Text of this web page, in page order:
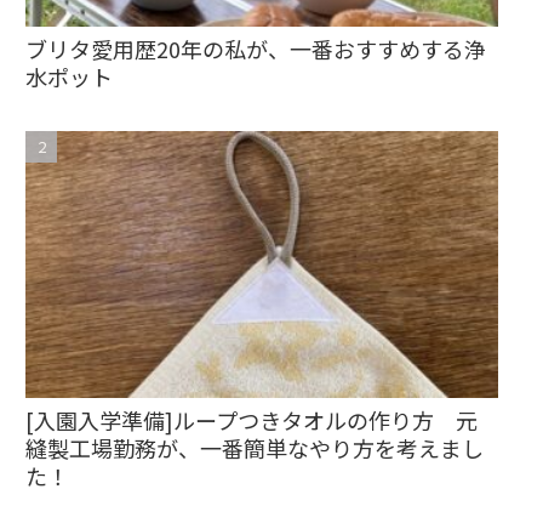
ブリタ愛用歴20年の私が、一番おすすめする浄
水ポット
[入園入学準備]ループつきタオルの作り方 元
縫製工場勤務が、一番簡単なやり方を考えまし
た！